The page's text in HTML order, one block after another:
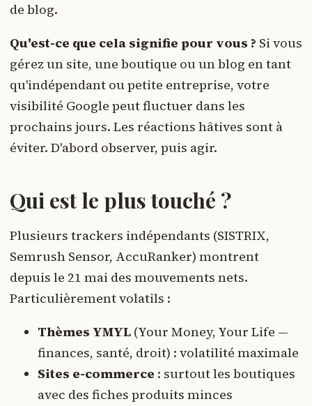
de blog.
Qu'est-ce que cela signifie pour vous ? Si vous
gérez un site, une boutique ou un blog en tant
qu'indépendant ou petite entreprise, votre
visibilité Google peut fluctuer dans les
prochains jours. Les réactions hâtives sont à
éviter. D'abord observer, puis agir.
Qui est le plus touché ?
Plusieurs trackers indépendants (SISTRIX,
Semrush Sensor, AccuRanker) montrent
depuis le 21 mai des mouvements nets.
Particulièrement volatils :
Thèmes YMYL (Your Money, Your Life —
finances, santé, droit) : volatilité maximale
Sites e-commerce : surtout les boutiques
avec des fiches produits minces